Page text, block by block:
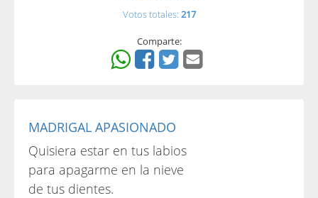
Votos totales: 217
Comparte:
MADRIGAL APASIONADO
Quisiera estar en tus labios
para apagarme en la nieve
de tus dientes.